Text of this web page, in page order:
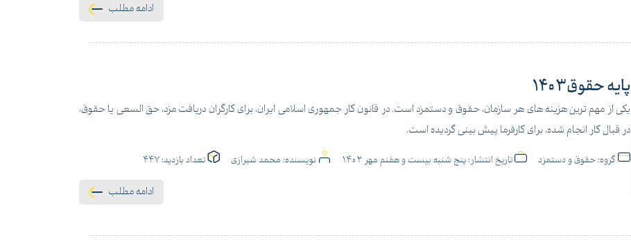
ادامه مطلب
پایه حقوق1403
یکی از مهم ترین هزینه های هر سازمان، حقوق و دستمزد است. در قانون کار جمهوری اسلامی ایران، برای کارگران دریافت مزد، حق السعی یا حقوق،
در قبال کار انجام شده، برای کارفرما پیش بینی گردیده است.
گروه: حقوق و دستمزد تاریخ انتشار: پنج شنبه بیست و هفنم مهر 1402 نویسنده: محمد شیرازی تعداد بازدید:
ادامه مطلب